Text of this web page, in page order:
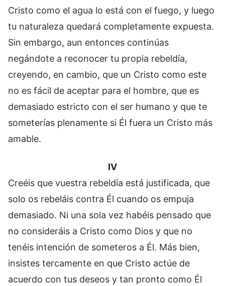
Cristo como el agua lo está con el fuego, y luego
tu naturaleza quedará completamente expuesta.
Sin embargo, aun entonces continúas
negándote a reconocer tu propia rebeldía,
creyendo, en cambio, que un Cristo como este
no es fácil de aceptar para el hombre, que es
demasiado estricto con el ser humano y que te
someterías plenamente si Él fuera un Cristo más
amable.
IV
Creéis que vuestra rebeldía está justificada, que
solo os rebeláis contra Él cuando os empuja
demasiado. Ni una sola vez habéis pensado que
no consideráis a Cristo como Dios y que no
tenéis intención de someteros a Él. Más bien,
insistes tercamente en que Cristo actúe de
acuerdo con tus deseos y tan pronto como Él